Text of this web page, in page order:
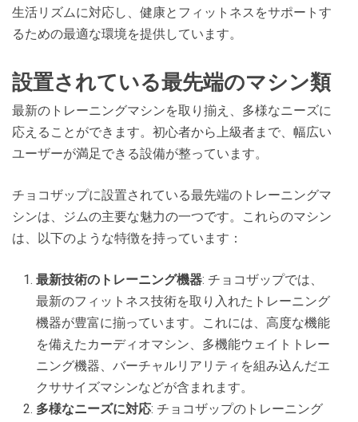
生活リズムに対応し、健康とフィットネスをサポートす
るための最適な環境を提供しています。
設置されている最先端のマシン類
最新のトレーニングマシンを取り揃え、多様なニーズに
応えることができます。初心者から上級者まで、幅広い
ユーザーが満足できる設備が整っています。
チョコザップに設置されている最先端のトレーニングマ
シンは、ジムの主要な魅力の一つです。これらのマシン
は、以下のような特徴を持っています：
最新技術のトレーニング機器: チョコザップでは、
最新のフィットネス技術を取り入れたトレーニング
機器が豊富に揃っています。これには、高度な機能
を備えたカーディオマシン、多機能ウェイトトレー
ニング機器、バーチャルリアリティを組み込んだエ
クササイズマシンなどが含まれます。
多様なニーズに対応: チョコザップのトレーニング